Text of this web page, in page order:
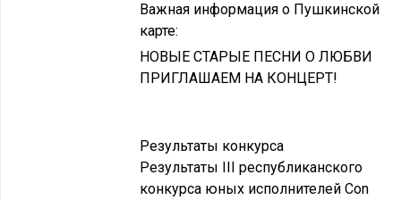
Важная информация о Пушкинской
карте:
НОВЫЕ СТАРЫЕ ПЕСНИ О ЛЮБВИ
ПРИГЛАШАЕМ НА КОНЦЕРТ!
Результаты конкурса
Результаты III республиканского
конкурса юных исполнителей Con